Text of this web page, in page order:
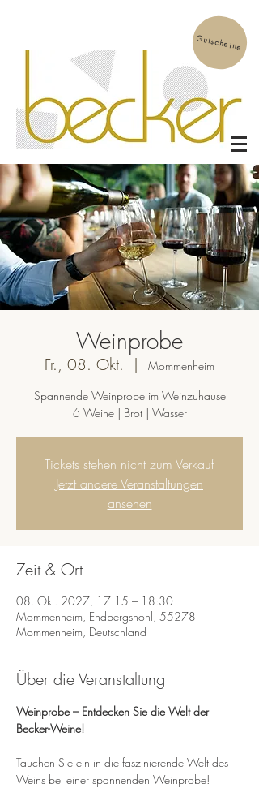
Gutscheine
Weinprobe
Fr., 08. Okt.
  |
Mommenheim
Spannende Weinprobe im Weinzuhause
6 Weine | Brot | Wasser
Tickets stehen nicht zum Verkauf
Jetzt andere Veranstaltungen
ansehen
Zeit & Ort
08. Okt. 2027, 17:15 – 18:30
Mommenheim, Endbergshohl, 55278
Mommenheim, Deutschland
Über die Veranstaltung
Weinprobe – Entdecken Sie die Welt der
Becker-Weine!
Tauchen Sie ein in die faszinierende Welt des
Weins bei einer spannenden Weinprobe!